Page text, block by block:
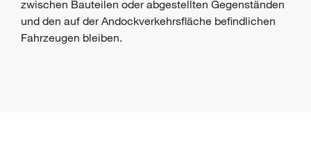
zwischen Bauteilen oder abgestellten Gegenständen
und den auf der Andockverkehrsfläche befindlichen
Fahrzeugen bleiben.